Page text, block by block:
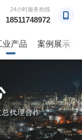
24小时服务热线
18511748972
→
业产品 案例展示
代理合作